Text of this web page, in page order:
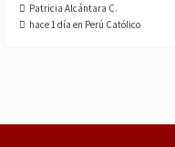
Patricia Alcántara C.
hace 1 día en Perú Católico